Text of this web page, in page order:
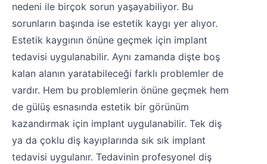
nedeni ile birçok sorun yaşayabiliyor. Bu
sorunların başında ise estetik kaygı yer alıyor.
Estetik kaygının önüne geçmek için implant
tedavisi uygulanabilir. Aynı zamanda dişte boş
kalan alanın yaratabileceği farklı problemler de
vardır. Hem bu problemlerin önüne geçmek hem
de gülüş esnasında estetik bir görünüm
kazandırmak için implant uygulanabilir. Tek diş
ya da çoklu diş kayıplarında sık sık implant
tedavisi uygulanır. Tedavinin profesyonel diş